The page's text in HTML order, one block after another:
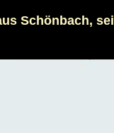
Schönbach,